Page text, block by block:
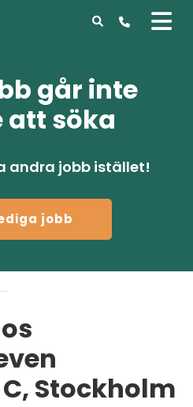
går inte
att söka
andra jobb istället!
jobb
Stockholm